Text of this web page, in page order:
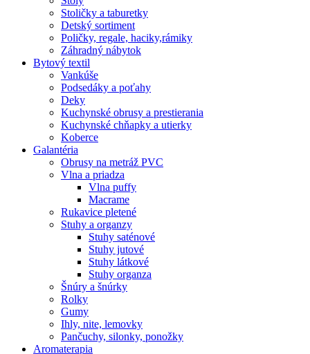
Stoličky a taburetky
Detský sortiment
Poličky, regale, haciky,rámiky
Záhradný nábytok
Bytový textil
Vankúše
Podsedáky a poťahy
Deky
Kuchynské obrusy a prestierania
Kuchynské chňapky a utierky
Koberce
Galantéria
Obrusy na metráž PVC
Vlna a priadza
Vlna puffy
Macrame
Rukavice pletené
Stuhy a organzy
Stuhy saténové
Stuhy jutové
Stuhy látkové
Stuhy organza
Šnúry a šnúrky
Rolky
Gumy
Ihly, nite, lemovky
Pančuchy, silonky, ponožky
Aromaterapia